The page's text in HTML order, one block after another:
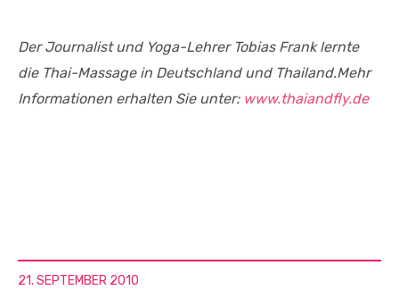
Der Journalist und Yoga-Lehrer Tobias Frank lernte
die Thai-Massage in Deutschland und Thailand.Mehr
Informationen erhalten Sie unter: www.thaiandfly.de
21. SEPTEMBER 2010